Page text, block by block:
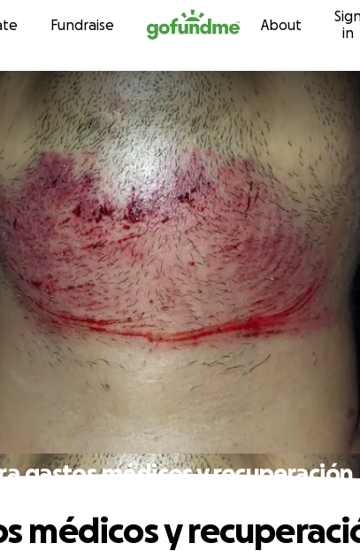
Skip to content
Fundraise About
in
gastos médicos y recuperación
médicos y